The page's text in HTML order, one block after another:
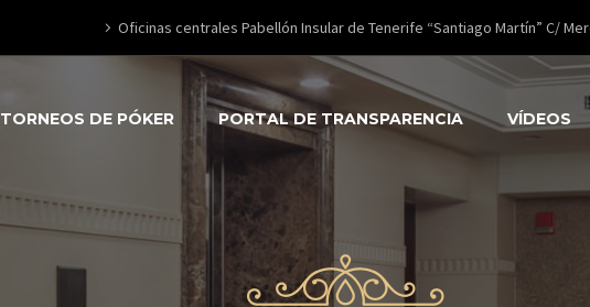
Oficinas centrales Pabellón Insular de Tenerife “Santiago Martín” C/
TORNEOS DE PÓKER PORTAL DE TRANSPARENCIA VÍDEOS